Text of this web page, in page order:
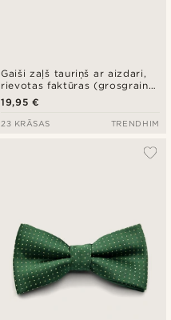
Gaiši zaļš tauriņš ar aizdari,
rievotas faktūras (grosgrain)
audums
19,95 €
23 KRĀSAS TRENDHIM